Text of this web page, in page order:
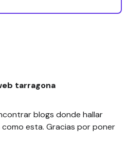
tarragona
blogs donde hallar
esta. Gracias por poner